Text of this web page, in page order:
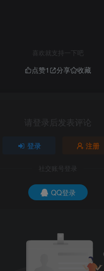
喜欢就支持一下吧
点赞1 分享 收藏
请登录后发表评论
登录 注册
社交账号登录
QQ登录